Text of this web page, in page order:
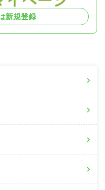
新規登録